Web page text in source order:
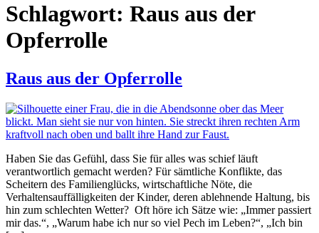
Schlagwort: Raus aus der
Opferrolle
Raus aus der Opferrolle
Haben Sie das Gefühl, dass Sie für alles was schief läuft
verantwortlich gemacht werden? Für sämtliche Konflikte, das
Scheitern des Familienglücks, wirtschaftliche Nöte, die
Verhaltensauffälligkeiten der Kinder, deren ablehnende Haltung, bis
hin zum schlechten Wetter? Oft höre ich Sätze wie: „Immer passiert
mir das.“, „Warum habe ich nur so viel Pech im Leben?“, „Ich bin